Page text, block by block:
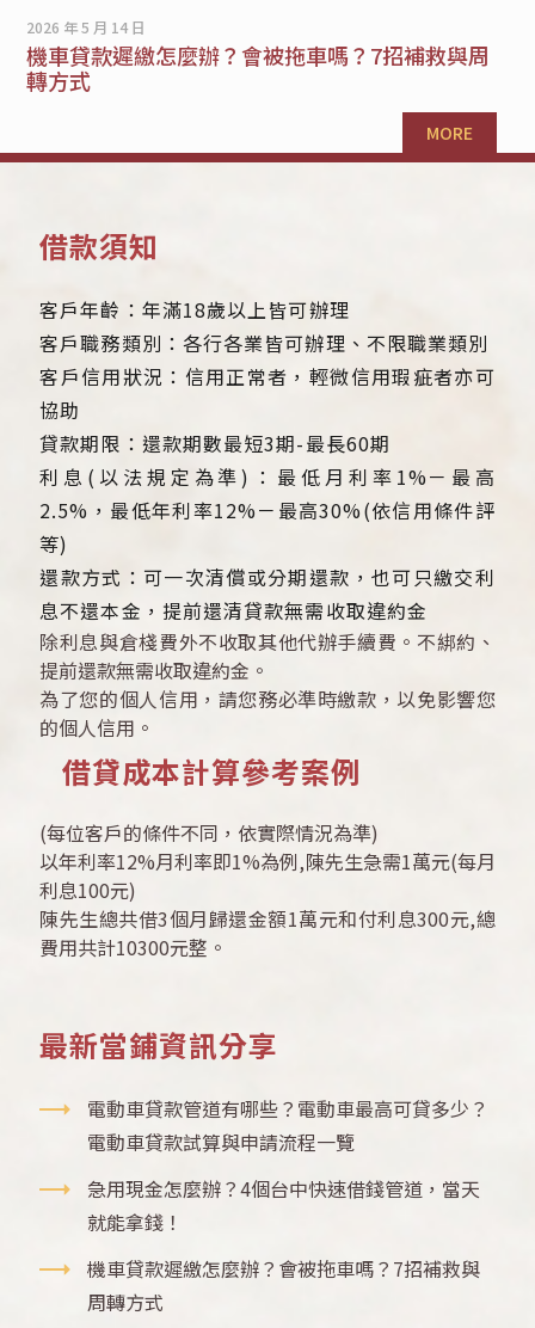
2026 年 5 月 14 日
機車貸款遲繳怎麼辦？會被拖車嗎？7招補救與周
轉方式
MORE
借款須知
客戶年齡：年滿18歲以上皆可辦理
客戶職務類別：各行各業皆可辦理、不限職業類別
客戶信用狀況：信用正常者，輕微信用瑕疵者亦可
協助
貸款期限：還款期數最短3期-最長60期
利息(以法規定為準)：最低月利率1%－最高
2.5%，最低年利率12%－最高30%(依信用條件評
等)
還款方式：可一次清償或分期還款，也可只繳交利
息不還本金，提前還清貸款無需收取違約金
除利息與倉棧費外不收取其他代辦手續費。不綁約、
提前還款無需收取違約金。
為了您的個人信用，請您務必準時繳款，以免影響您
的個人信用。
借貸成本計算參考案例
(每位客戶的條件不同，依實際情況為準)
以年利率12%月利率即1%為例,陳先生急需1萬元(每月
利息100元)
陳先生總共借3個月歸還金額1萬元和付利息300元,總
費用共計10300元整。
最新當鋪資訊分享
電動車貸款管道有哪些？電動車最高可貸多少？
電動車貸款試算與申請流程一覽
急用現金怎麼辦？4個台中快速借錢管道，當天
就能拿錢！
機車貸款遲繳怎麼辦？會被拖車嗎？7招補救與
周轉方式